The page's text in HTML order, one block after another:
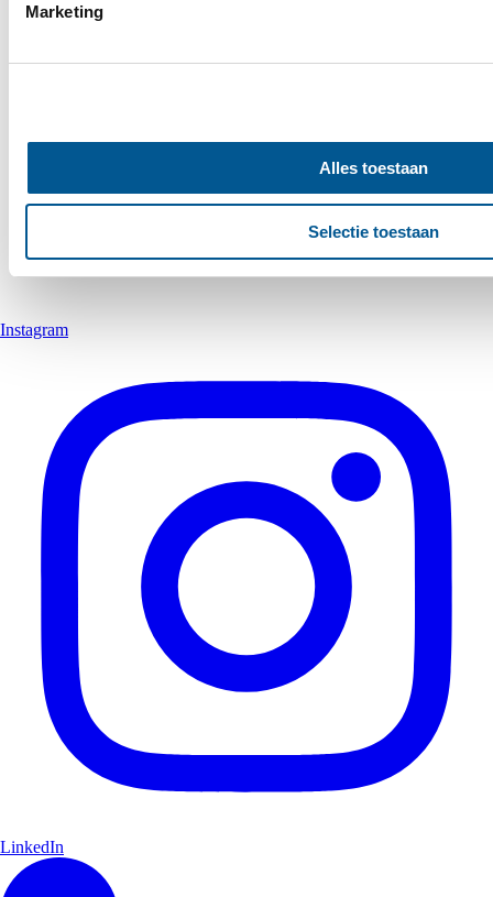
analyse. Deze partners kunnen deze gegevens combineren
Marketing
Alles toestaan
Selectie toestaan
Instagram
LinkedIn